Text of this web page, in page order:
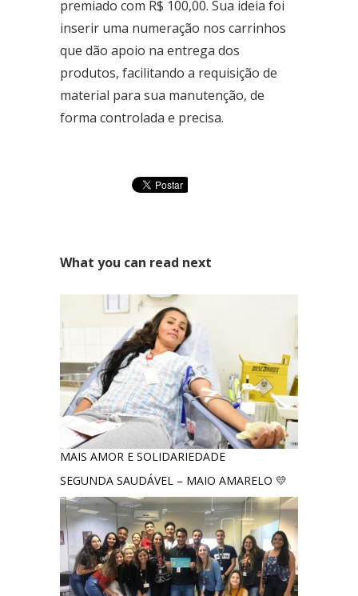
Ceilândia
QNN 30 Área Especial F
Fone: (61) 3035-6666
Taguatinga
Pistão Sul CSG 9
Ceilândia
Fone: (61) 3035-6666
SGCV Sul Lote 12, Parte C, EPIA
Fone: (61) 3773-6655
BRASAL COMBUSTÍVEIS
Quadra - 2C Conjunto - A
Fone: (61) 3046-6070
Cruzeiro
SRES Área Esp. s/no, Bloco M Brasília (DF)
Fone: (61) 3233-3890
Samambaia
QI 416, Conj. H, Lote 1 Brasília (DF)
premiado com R$ 100,00. Sua ideia foi
inserir uma numeração nos carrinhos
que dão apoio na entrega dos
produtos, facilitando a requisição de
material para sua manutenção, de
forma controlada e precisa.
What you can read next
MAIS AMOR E SOLIDARIEDADE
SEGUNDA SAUDÁVEL – MAIO AMARELO 💛